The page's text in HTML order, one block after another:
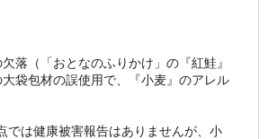
落（「おとなのふりかけ」の『紅鮭』
袋包材の誤使用で、『小麦』のアレル
では健康被害報告はありませんが、小